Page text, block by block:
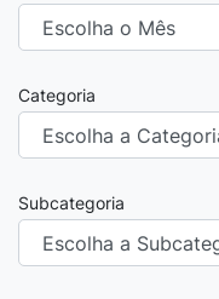
Categoria
Subcategoria